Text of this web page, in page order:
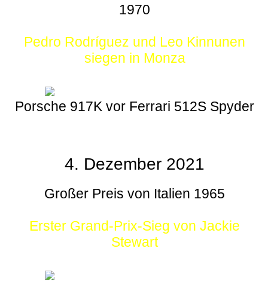
1970
Pedro Rodríguez und Leo Kinnunen
siegen in Monza
Porsche 917K vor Ferrari 512S Spyder
4. Dezember 2021
Großer Preis von Italien 1965
Erster Grand-Prix-Sieg von Jackie
Stewart